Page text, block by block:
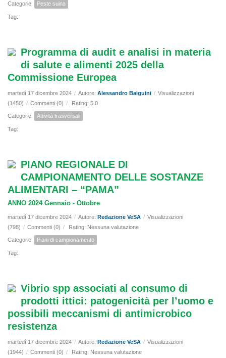
Categorie: Peste suina
Tag:
Programma di audit e analisi in materia
di salute e alimenti 2025 della
Commissione Europea
martedì 17 dicembre 2024 / Autore: Alessandro Baiguini / Visualizzazioni
(1450) / Commenti (0) / Rating: 5.0
Categorie: Attività trasversali
Tag:
PIANO REGIONALE DI
CAMPIONAMENTO DELLE SOSTANZE
ALIMENTARI – “PAMA”
ANNO 2024 Gennaio - Ottobre
martedì 17 dicembre 2024 / Autore: Redazione VeSA / Visualizzazioni
(798) / Commenti (0) / Rating: Nessuna valutazione
Categorie: Piani di campionamento
Tag:
Vibrio spp associati al consumo di
prodotti ittici: patogenicità per l’uomo e
possibili meccanismi di antimicrobico
resistenza
martedì 17 dicembre 2024 / Autore: Redazione VeSA / Visualizzazioni
(1944) / Commenti (0) / Rating: Nessuna valutazione